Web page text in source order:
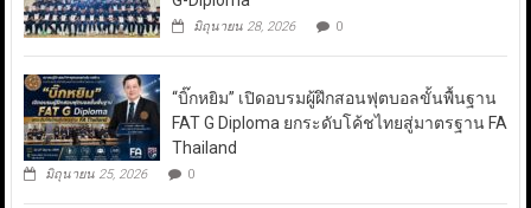
มิถุนายน 28, 2026 0
“บิ๊กหยิม” เปิดอบรมผู้ฝึกสอนฟุตบอลขั้นพื้นฐาน
FAT G Diploma ยกระดับโค้ชไทยสู่มาตรฐาน FA
Thailand
มิถุนายน 25, 2026 0